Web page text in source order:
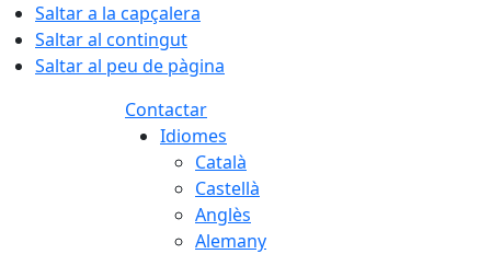
Saltar a la capçalera
Saltar al contingut
Saltar al peu de pàgina
Contactar
Idiomes
Català
Castellà
Anglès
Alemany